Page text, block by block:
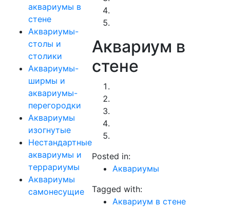
аквариумы в
стене
Аквариумы-
столы и
столики
Аквариумы-
ширмы и
аквариумы-
перегородки
Аквариумы
изогнутые
Нестандартные
аквариумы и
террариумы
Аквариумы
самонесущие
Аквариум в
стене
Posted in:
Аквариумы
Tagged with:
Аквариум в стене